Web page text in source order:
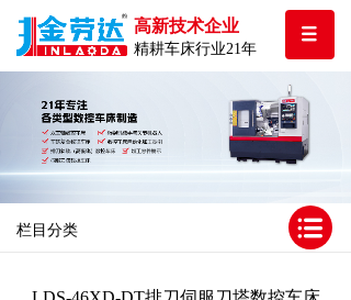
高新技术企业
精耕车床行业21年
栏目分类